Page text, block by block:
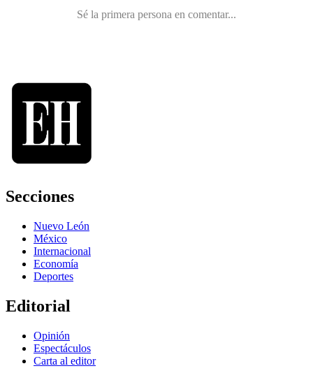
Secciones
Nuevo León
México
Internacional
Economía
Deportes
Editorial
Opinión
Espectáculos
Carta al editor